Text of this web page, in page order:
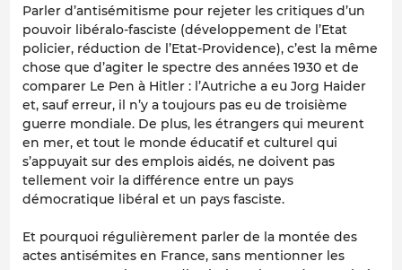
Parler d’antisémitisme pour rejeter les critiques d’un
pouvoir libéralo-fasciste (développement de l’Etat
policier, réduction de l’Etat-Providence), c’est la même
chose que d’agiter le spectre des années 1930 et de
comparer Le Pen à Hitler : l’Autriche a eu Jorg Haider
et, sauf erreur, il n’y a toujours pas eu de troisième
guerre mondiale. De plus, les étrangers qui meurent
en mer, et tout le monde éducatif et culturel qui
s’appuyait sur des emplois aidés, ne doivent pas
tellement voir la différence entre un pays
démocratique libéral et un pays fasciste.
Et pourquoi régulièrement parler de la montée des
actes antisémites en France, sans mentionner les